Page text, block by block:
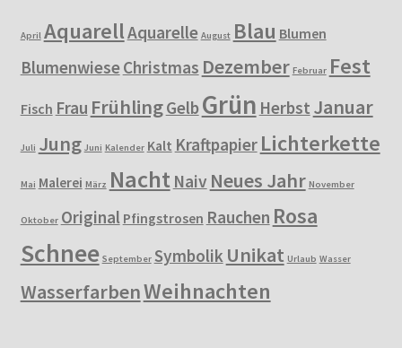
April AquarellAquarelle August Blau Blumen
BlumenwieseChristmas Dezember Februar Fest
Fisch Frau FrühlingGelbGrün Herbst Januar
Juli Jung Juni Kalender Kalt Kraftpapier Lichterkette
Mai Malerei März Nacht Naiv Neues Jahr November
Oktober Original Pfingstrosen Rauchen Rosa
Schnee September Symbolik Unikat Urlaub Wasser
WasserfarbenWeihnachten